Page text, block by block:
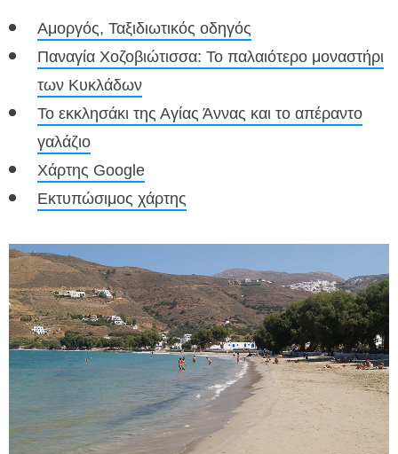
Αμοργός, Ταξιδιωτικός οδηγός
Παναγία Χοζοβιώτισσα: Το παλαιότερο μοναστήρι
των Κυκλάδων
Το εκκλησάκι της Αγίας Άννας και το απέραντο
γαλάζιο
Χάρτης Google
Εκτυπώσιμος χάρτης